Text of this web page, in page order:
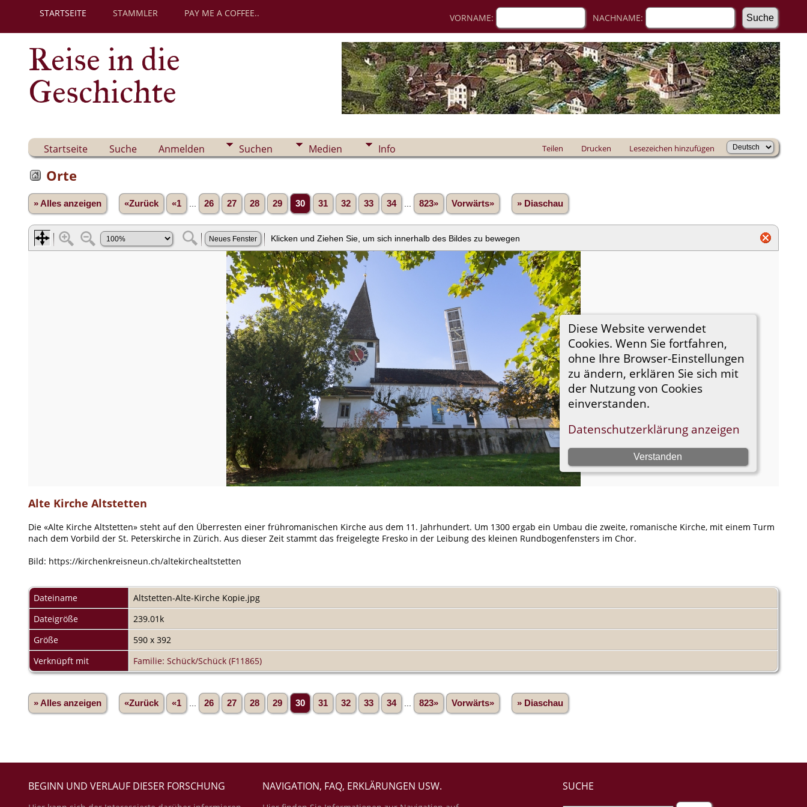
STARTSEITE STAMMLER PAY ME A COFFEE.. VORNAME: NACHNAME:
Reise in die
Geschichte
Startseite Suche Anmelden Suchen Medien Info Teilen Drucken Lesezeichen hinzufügen
Orte
» Alles anzeigen «Zurück «1 26 27 28 29 30 31 32 33 34 823» Vorwärts» » Diaschau
Alte Kirche Altstetten
Die «Alte Kirche Altstetten» steht auf den Überresten einer frühromanischen Kirche aus dem 11. Jahrhundert. Um 1300 ergab ein Umbau die zweite, romanische Kirche, mit einem Turm
nach dem Vorbild der St. Peterskirche in Zürich. Aus dieser Zeit stammt das freigelegte Fresko in der Leibung des kleinen Rundbogenfensters im Chor.
Bild: https://kirchenkreisneun.ch/altekirchealtstetten
Dateiname
Altstetten-Alte-Kirche Kopie.jpg
Dateigröße
239.01k
Größe
590 x 392
Verknüpft mit
Familie: Schück/Schück (F11865)
» Alles anzeigen «Zurück «1 26 27 28 29 30 31 32 33 34 823» Vorwärts» » Diaschau
BEGINN UND VERLAUF DIESER FORSCHUNG NAVIGATION, FAQ, ERKLÄRUNGEN USW. SUCHE